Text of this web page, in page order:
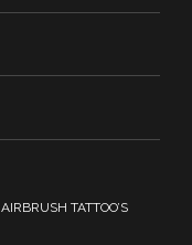
AIRBRUSH TATTOO’S